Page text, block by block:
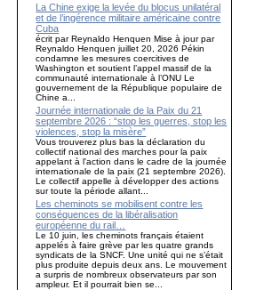
La Chine exige la levée du blocus unilatéral
et de l’ingérence militaire américaine contre
Cuba
écrit par Reynaldo Henquen Mise à jour par
Reynaldo Henquen juillet 20, 2026 Pékin
condamne les mesures coercitives de
Washington et soutient l’appel massif de la
communauté internationale à l’ONU Le
gouvernement de la République populaire de
Chine a...
Journée internationale de la Paix du 21
septembre 2026 : “stop les guerres, stop les
violences, stop la misère”
Vous trouverez plus bas la déclaration du
collectif national des marches pour la paix
appelant à l'action dans le cadre de la journée
internationale de la paix (21 septembre 2026).
Le collectif appelle à développer des actions
sur toute la période allant...
Les cheminots se mobilisent contre les
conséquences de la libéralisation
européenne du rail…
Le 10 juin, les cheminots français étaient
appelés à faire grève par les quatre grands
syndicats de la SNCF. Une unité qui ne s’était
plus produite depuis deux ans. Le mouvement
a surpris de nombreux observateurs par son
ampleur. Et il pourrait bien se...